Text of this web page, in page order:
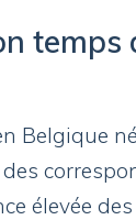
temps
Belgique
élevée